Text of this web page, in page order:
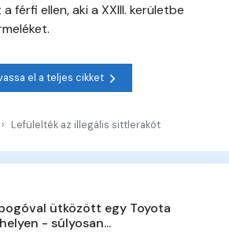
férfi ellen, aki a XXIII. kerületbe
el a teljes cikket
Lefülelték az illegális sittlerakót
ütközött egy Toyota
- súlyosan...